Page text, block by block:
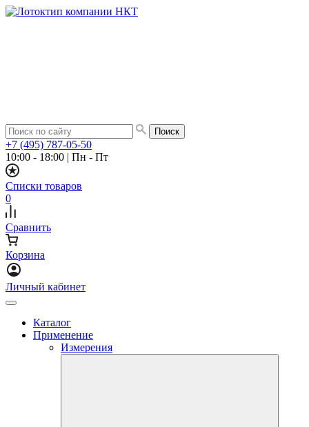
+7 (495) 787-05-50
10:00 - 18:00 | Пн - Пт
Списки товаров
0
Сравнить
Корзина
Личный кабинет
Каталог
Применение
Измерения